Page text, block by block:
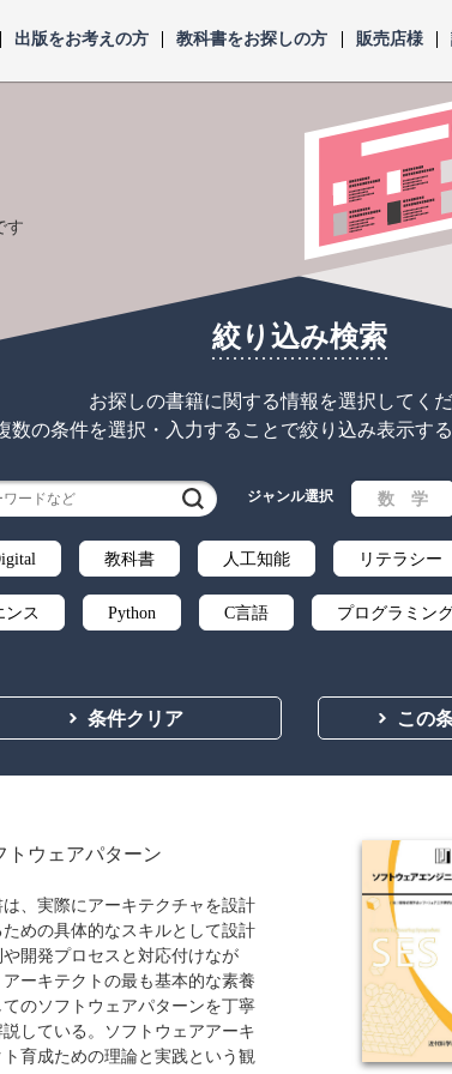
出版をお考えの方 教科書をお探しの方 販売店様
す
絞り込み検索
お探しの書籍に関する情報を選択してくだ
数の条件を選択・入力することで絞り込み表示す
検索
ジャンル選択 数 学
教科書 人工知能 リテラシー
ンス Python C言語 プログラミン
応用数学 群論・環論
自然言語処理 オペレーションズ・リサー
要求仕様
食品 シミュレーション 生物
医療・医薬 金融 辞
ン ビジネス 言語 公
条件クリア この
トウェアパターン
は、実際にアーキテクチャを設計
ための具体的なスキルとして設計
や開発プロセスと対応付けなが
アーキテクトの最も基本的な素養
てのソフトウェアパターンを丁寧
説している。ソフトウェアアーキ
ト育成ための理論と実践という観